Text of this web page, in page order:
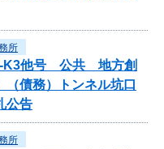
所
K3他号 公共 地方創
債務）トンネル坑口
公告
所